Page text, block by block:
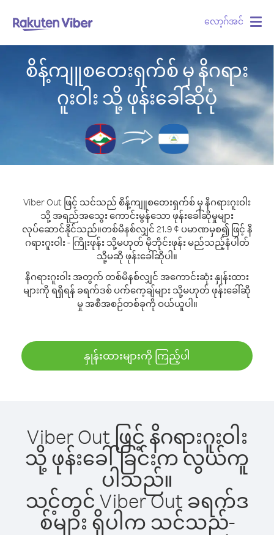
လော့ဂ်အင်
စိန့်ကျူစတေးရှက်စ် မှ နိဂရား
ဂူးဝါး သို့ ဖုန်းခေါ်ဆိုပုံ
Viber Out ဖြင့် သင်သည် စိန့်ကျူစတေးရှက်စ် မှ နိဂရားဂူးဝါး
သို့ အရည်အသွေး ကောင်းမွန်သော ဖုန်းခေါ်ဆိုမှုများ
လုပ်ဆောင်နိုင်သည်။တစ်မိနစ်လျှင် 21.9 ¢ ပမာဏမှစ၍ ဖြင့် နိ
ဂရားဂူးဝါး - ကြိုးဖုန်း သို့မဟုတ် မိုဘိုင်းဖုန်း မည်သည့်နံပါတ်
သို့မဆို ဖုန်းခေါ်ဆိုပါ။
နိဂရားဂူးဝါး အတွက် တစ်မိနစ်လျှင် အကောင်းဆုံး နှုန်းထား
များကို ရရှိရန် ခရက်ဒစ် ပက်ကေ့ချ်များ သို့မဟုတ် ဖုန်းခေါ်ဆို
မှု အစီအစဉ်တစ်ခုကို ဝယ်ယူပါ။
နှုန်းထားများကို ကြည့်ပါ
Viber Out ဖြင့် နိဂရားဂူးဝါး
သို့ ဖုန်းခေါ်ခြင်းက လွယ်ကူ
ပါသည်။
သင့်တွင် Viber Out ခရက်ဒ
စ်များ ရှိပါက သင်သည်-